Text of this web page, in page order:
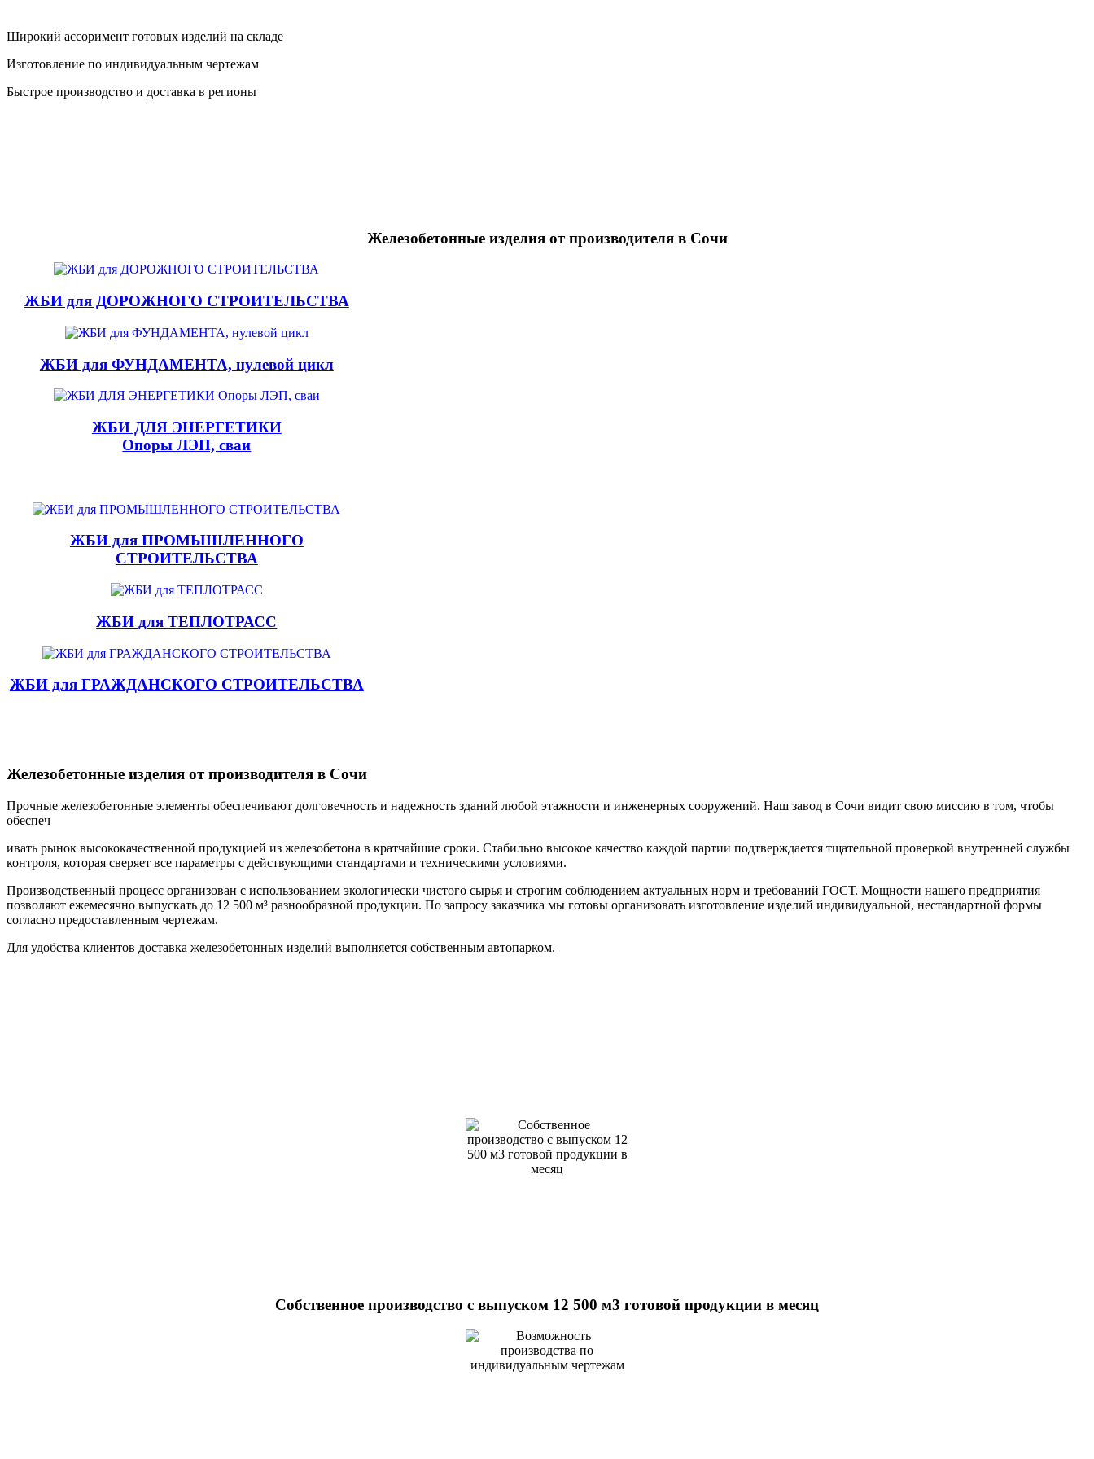
Широкий ассоримент готовых изделий на складе
Изготовление по индивидуальным чертежам
Быстрое производство и доставка в регионы
Железобетонные изделия от производителя в Сочи
ЖБИ для ДОРОЖНОГО СТРОИТЕЛЬСТВА
ЖБИ для ФУНДАМЕНТА, нулевой цикл
ЖБИ ДЛЯ ЭНЕРГЕТИКИ
Опоры ЛЭП, сваи
ЖБИ для ПРОМЫШЛЕННОГО
СТРОИТЕЛЬСТВА
ЖБИ для ТЕПЛОТРАСС
ЖБИ для ГРАЖДАНСКОГО СТРОИТЕЛЬСТВА
Железобетонные изделия от производителя в Сочи
Прочные железобетонные элементы обеспечивают долговечность и надежность зданий любой этажности и инженерных сооружений. Наш завод в Сочи видит свою миссию в том, чтобы
обеспеч
ивать рынок высококачественной продукцией из железобетона в кратчайшие сроки. Стабильно высокое качество каждой партии подтверждается тщательной проверкой внутренней службы
контроля, которая сверяет все параметры с действующими стандартами и техническими условиями.
Производственный процесс организован с использованием экологически чистого сырья и строгим соблюдением актуальных норм и требований ГОСТ. Мощности нашего предприятия
позволяют ежемесячно выпускать до 12 500 м³ разнообразной продукции. По запросу заказчика мы готовы организовать изготовление изделий индивидуальной, нестандартной формы
согласно предоставленным чертежам.
Для удобства клиентов доставка железобетонных изделий выполняется собственным автопарком.
Собственное производство с выпуском 12 500 м3 готовой продукции в месяц